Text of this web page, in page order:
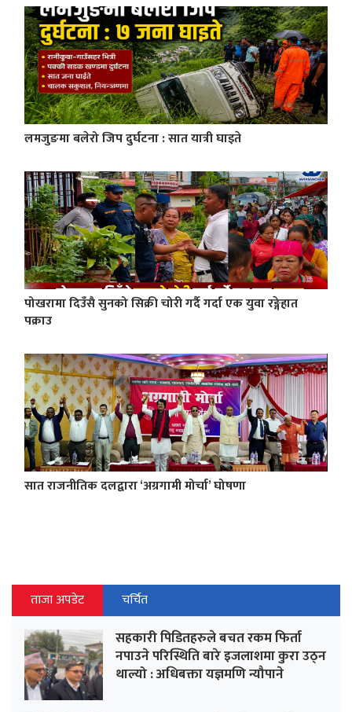
लमजुङमा बलेरो जिप दुर्घटना : सात यात्री घाइते
पोखरामा दिउँसै सुनको सिक्री चोरी गर्दै गर्दा एक युवा रङ्गेहात
पक्राउ
सात राजनीतिक दलद्वारा ‘अग्रगामी मोर्चा’ घोषणा
ताजा अपडेट चर्चित
सहकारी पिडितहरुले बचत रकम फिर्ता
नपाउने परिस्थिति बारे इजलाशमा कुरा उठ्न
थाल्यो : अधिबक्ता यज्ञमणि न्यौपाने